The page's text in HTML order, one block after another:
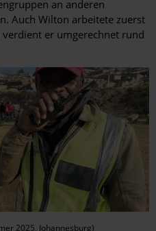
an anderen
Auch Wilton arbeitete zuerst
er umgerechnet rund
2025, Johannesburg)